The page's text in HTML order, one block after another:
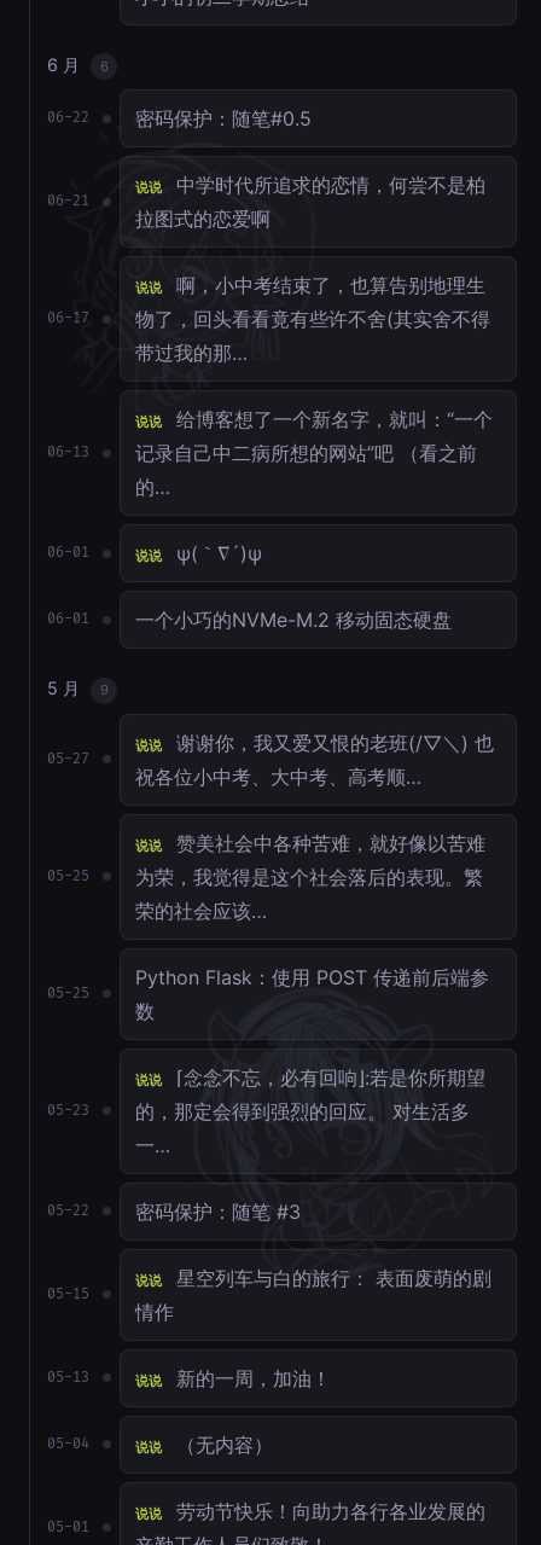
6 月 6
06-22 密码保护：随笔#0.5
06-21
说说
中学时代所追求的恋情，何尝不是柏
拉图式的恋爱啊
06-17
说说
啊，小中考结束了，也算告别地理生
物了，回头看看竟有些许不舍(其实舍不得
带过我的那…
06-13
说说
给博客想了一个新名字，就叫：“一个
记录自己中二病所想的网站”吧 （看之前
的…
06-01 说说 ψ(｀∇´)ψ
06-01 一个小巧的NVMe-M.2 移动固态硬盘
5 月 9
05-27
说说
谢谢你，我又爱又恨的老班(/▽＼) 也
祝各位小中考、大中考、高考顺…
05-25
说说
赞美社会中各种苦难，就好像以苦难
为荣，我觉得是这个社会落后的表现。繁
荣的社会应该…
05-25
Python Flask：使用 POST 传递前后端参
数
05-23
说说
⌈念念不忘，必有回响⌋:若是你所期望
的，那定会得到强烈的回应。 对生活多
一…
05-22 密码保护：随笔 #3
05-15
说说
星空列车与白的旅行： 表面废萌的剧
情作
05-13 说说 新的一周，加油！
05-04 说说 （无内容）
05-01
说说
劳动节快乐！向助力各行各业发展的